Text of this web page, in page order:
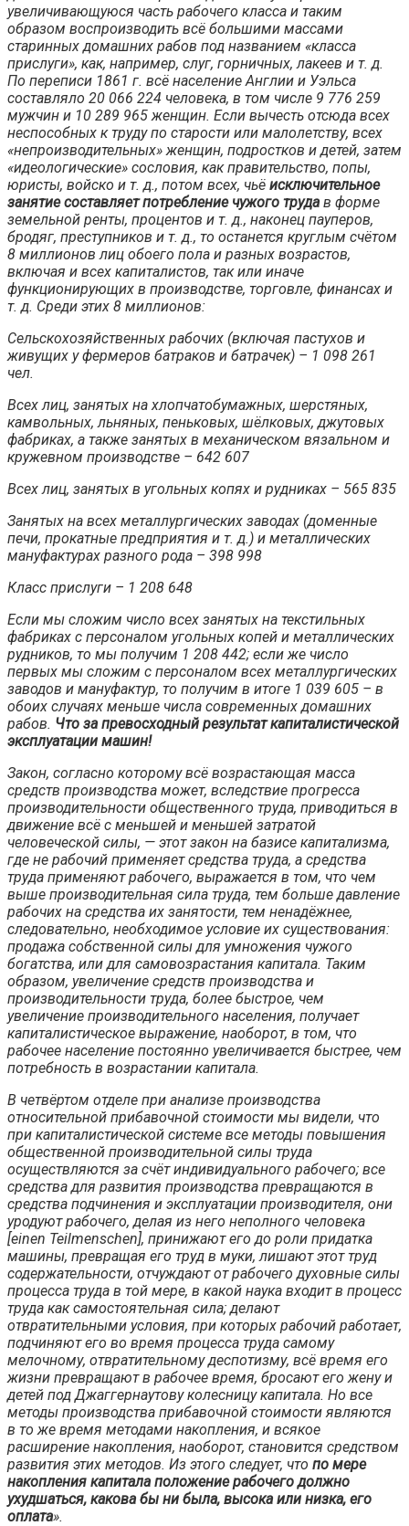
увеличивающуюся часть рабочего класса и таким
образом воспроизводить всё большими массами
старинных домашних рабов под названием «класса
прислуги», как, например, слуг, горничных, лакеев и т. д.
По переписи 1861 г. всё население Англии и Уэльса
составляло 20 066 224 человека, в том числе 9 776 259
мужчин и 10 289 965 женщин. Если вычесть отсюда всех
неспособных к труду по старости или малолетству, всех
«непроизводительных» женщин, подростков и детей, затем
«идеологические» сословия, как правительство, попы,
юристы, войско и т. д., потом всех, чьё исключительное
занятие составляет потребление чужого труда в форме
земельной ренты, процентов и т. д., наконец пауперов,
бродяг, преступников и т. д., то останется круглым счётом
8 миллионов лиц обоего пола и разных возрастов,
включая и всех капиталистов, так или иначе
функционирующих в производстве, торговле, финансах и
т. д. Среди этих 8 миллионов:
Сельскохозяйственных рабочих (включая пастухов и
живущих у фермеров батраков и батрачек) – 1 098 261
чел.
Всех лиц, занятых на хлопчатобумажных, шерстяных,
камвольных, льняных, пеньковых, шёлковых, джутовых
фабриках, а также занятых в механическом вязальном и
кружевном производстве – 642 607
Всех лиц, занятых в угольных копях и рудниках – 565 835
Занятых на всех металлургических заводах (доменные
печи, прокатные предприятия и т. д.) и металлических
мануфактурах разного рода – 398 998
Класс прислуги – 1 208 648
Если мы сложим число всех занятых на текстильных
фабриках с персоналом угольных копей и металлических
рудников, то мы получим 1 208 442; если же число
первых мы сложим с персоналом всех металлургических
заводов и мануфактур, то получим в итоге 1 039 605 – в
обоих случаях меньше числа современных домашних
рабов. Что за превосходный результат капиталистической
эксплуатации машин!
Закон, согласно которому всё возрастающая масса
средств производства может, вследствие прогресса
производительности общественного труда, приводиться в
движение всё с меньшей и меньшей затратой
человеческой силы, — этот закон на базисе капитализма,
где не рабочий применяет средства труда, а средства
труда применяют рабочего, выражается в том, что чем
выше производительная сила труда, тем больше давление
рабочих на средства их занятости, тем ненадёжнее,
следовательно, необходимое условие их существования:
продажа собственной силы для умножения чужого
богатства, или для самовозрастания капитала. Таким
образом, увеличение средств производства и
производительности труда, более быстрое, чем
увеличение производительного населения, получает
капиталистическое выражение, наоборот, в том, что
рабочее население постоянно увеличивается быстрее, чем
потребность в возрастании капитала.
В четвёртом отделе при анализе производства
относительной прибавочной стоимости мы видели, что
при капиталистической системе все методы повышения
общественной производительной силы труда
осуществляются за счёт индивидуального рабочего; все
средства для развития производства превращаются в
средства подчинения и эксплуатации производителя, они
уродуют рабочего, делая из него неполного человека
[einen Teilmenschen], принижают его до роли придатка
машины, превращая его труд в муки, лишают этот труд
содержательности, отчуждают от рабочего духовные силы
процесса труда в той мере, в какой наука входит в процесс
труда как самостоятельная сила; делают
отвратительными условия, при которых рабочий работает,
подчиняют его во время процесса труда самому
мелочному, отвратительному деспотизму, всё время его
жизни превращают в рабочее время, бросают его жену и
детей под Джаггернаутову колесницу капитала. Но все
методы производства прибавочной стоимости являются
в то же время методами накопления, и всякое
расширение накопления, наоборот, становится средством
развития этих методов. Из этого следует, что по мере
накопления капитала положение рабочего должно
ухудшаться, какова бы ни была, высока или низка, его
оплата».